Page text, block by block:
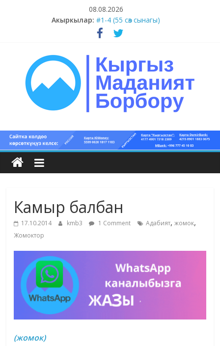
08.08.2026
Акыркылар: #1-4 (55 сөз сынагы)
#13-14 (55 сөз сынагы)
#11-12 (55 сөз сынагы)
#5-8 (55 сөз сынагы)
Кыргыз
маданият
Кыргыз
маданияты
жана
адабияты
Камыр балбан
17.10.2014 kmb3 1 Comment Адабият,жомок,
Жомоктор
(жомок)